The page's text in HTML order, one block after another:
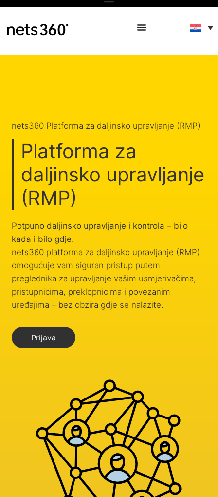
nets360 Platforma za daljinsko upravljanje (RMP)
Platforma za
daljinsko upravljanje
(RMP)
Potpuno daljinsko upravljanje i kontrola – bilo
kada i bilo gdje.
nets360 platforma za daljinsko upravljanje (RMP)
omogućuje vam siguran pristup putem
preglednika za upravljanje vašim usmjerivačima,
pristupnicima, preklopnicima i povezanim
uređajima – bez obzira gdje se nalazite.
Prijava